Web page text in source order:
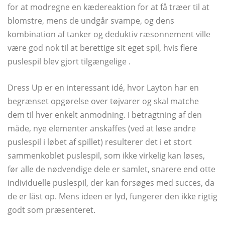
for at modregne en kædereaktion for at få træer til at
blomstre, mens de undgår svampe, og dens
kombination af tanker og deduktiv ræsonnement ville
være god nok til at berettige sit eget spil, hvis flere
puslespil blev gjort tilgængelige .
Dress Up er en interessant idé, hvor Layton har en
begrænset opgørelse over tøjvarer og skal matche
dem til hver enkelt anmodning. I betragtning af den
måde, nye elementer anskaffes (ved at løse andre
puslespil i løbet af spillet) resulterer det i et stort
sammenkoblet puslespil, som ikke virkelig kan løses,
før alle de nødvendige dele er samlet, snarere end otte
individuelle puslespil, der kan forsøges med succes, da
de er låst op. Mens ideen er lyd, fungerer den ikke rigtig
godt som præsenteret.